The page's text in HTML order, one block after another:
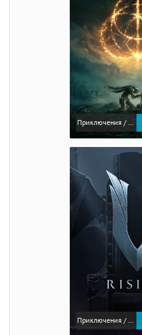
Приключения / Экшен / Ролевые
Приключения / Экшен